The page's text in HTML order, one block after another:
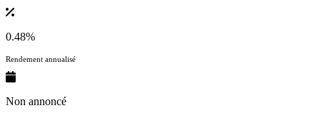
0.48%
Rendement annualisé
Non annoncé